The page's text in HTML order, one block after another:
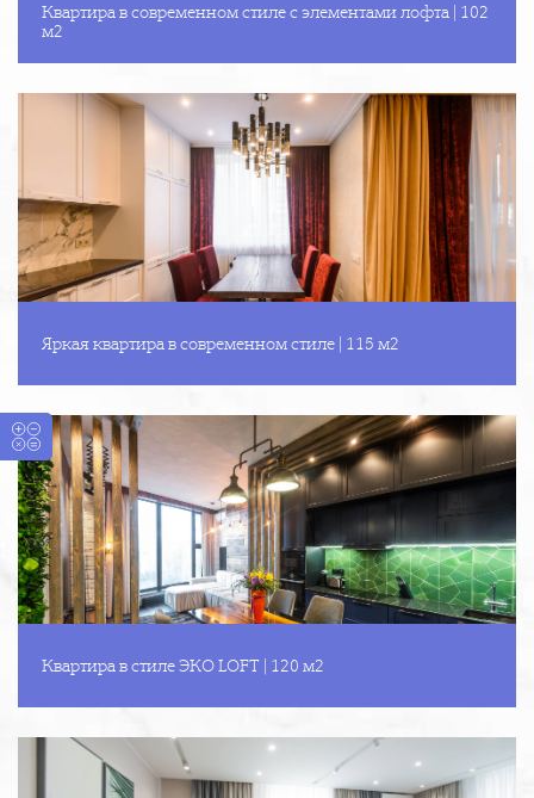
Квартира в современном стиле с элементами лофта | 102
м2
Яркая квартира в современном стиле | 115 м2
Квартира в стиле ЭКО LOFT | 120 м2